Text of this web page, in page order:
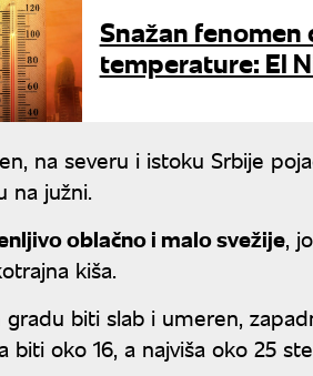
Snažan
temperature: El
na severu i istoku Srbije
na južni.
oblačno i malo svežije,
kiša.
biti slab i umeren,
biti oko 16, a najviša oko 25